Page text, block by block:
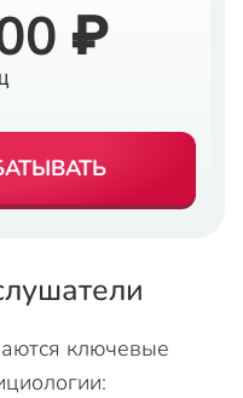
₽
ключевые